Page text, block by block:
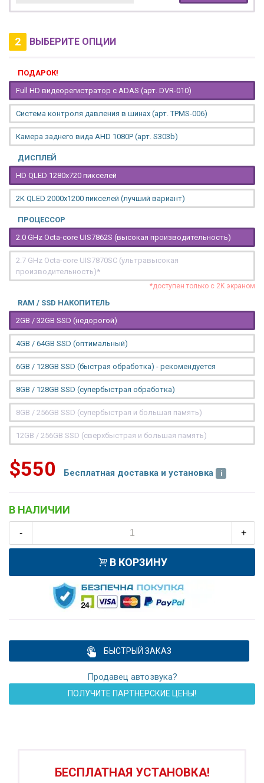
2 ВЫБЕРИТЕ ОПЦИИ
ПОДАРОК!
Full HD видеорегистратор с ADAS (арт. DVR-010)
Система контроля давления в шинах (арт. TPMS-006)
Камера заднего вида AHD 1080P (арт. S303b)
ДИСПЛЕЙ
HD QLED 1280x720 пикселей
2K QLED 2000х1200 пикселей (лучший вариант)
ПРОЦЕССОР
2.0 GHz Octa-core UIS7862S (высокая производительность)
2.7 GHz Octa-core UIS7870SC (ультравысокая
производительность)*
*доступен только с 2K экраном
RAM / SSD НАКОПИТЕЛЬ
2GB / 32GB SSD (недорогой)
4GB / 64GB SSD (оптимальный)
6GB / 128GB SSD (быстрая обработка) - рекомендуется
8GB / 128GB SSD (супербыстрая обработка)
8GB / 256GB SSD (супербыстрая и большая память)
12GB / 256GB SSD (сверхбыстрая и большая память)
$550 Бесплатная доставка и установка
В НАЛИЧИИ
- +
В КОРЗИНУ
БЫСТРЫЙ ЗАКАЗ
Продавец автозвука?
ПОЛУЧИТЕ ПАРТНЕРСКИЕ ЦЕНЫ!
ПОДАРОК!